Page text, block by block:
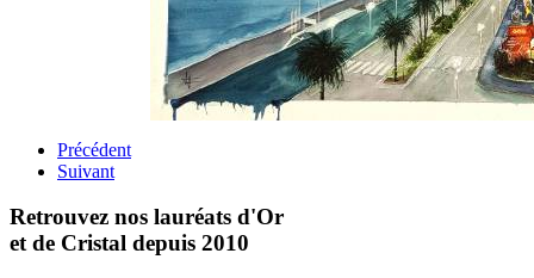
Précédent
Suivant
Retrouvez nos lauréats d'Or
et de Cristal depuis 2010